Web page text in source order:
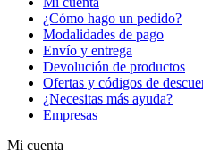
¿Cómo hago un pedido?
Modalidades de pago
Envío y entrega
Devolución de productos
Ofertas y códigos de
¿Necesitas más ayuda?
Empresas
Mi cuenta